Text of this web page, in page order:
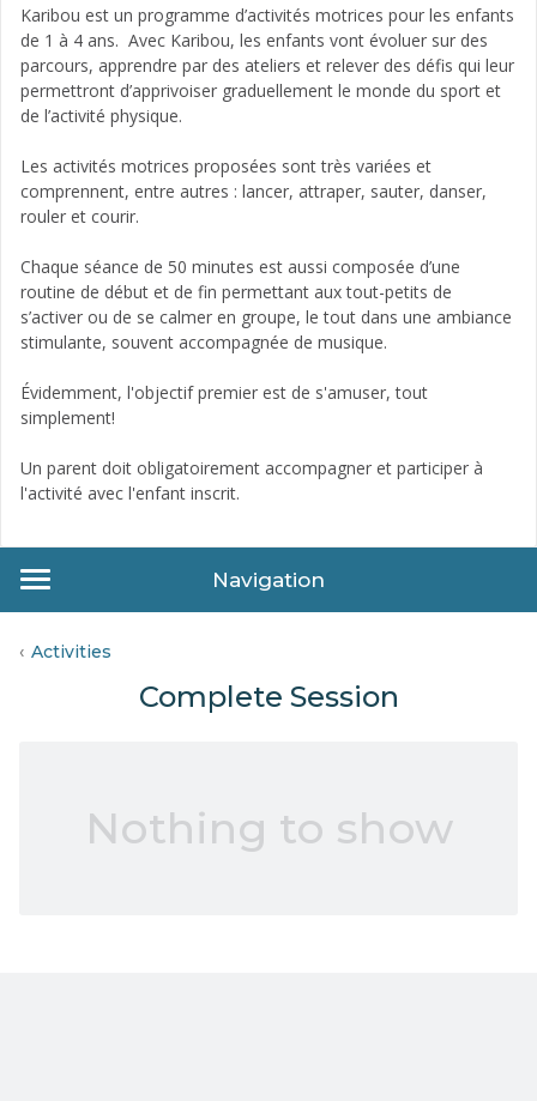
Karibou est un programme d’activités motrices pour les enfants
de 1 à 4 ans. Avec Karibou, les enfants vont évoluer sur des
parcours, apprendre par des ateliers et relever des défis qui leur
permettront d’apprivoiser graduellement le monde du sport et
de l’activité physique.
Les activités motrices proposées sont très variées et
comprennent, entre autres : lancer, attraper, sauter, danser,
rouler et courir.
Chaque séance de 50 minutes est aussi composée d’une
routine de début et de fin permettant aux tout-petits de
s’activer ou de se calmer en groupe, le tout dans une ambiance
stimulante, souvent accompagnée de musique.
Évidemment, l'objectif premier est de s'amuser, tout
simplement!
Un parent doit obligatoirement accompagner et participer à
l'activité avec l'enfant inscrit.
Navigation
Activities
Complete Session
Nothing to show